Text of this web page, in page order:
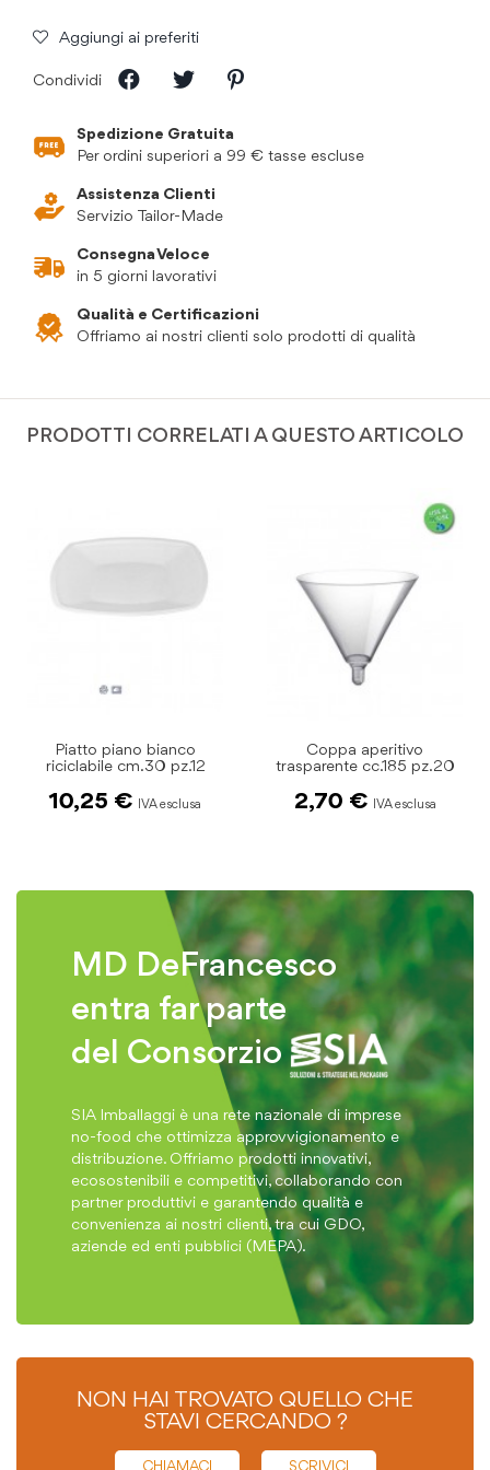
Aggiungi ai preferiti
Condividi
Spedizione Gratuita
Per ordini superiori a 99 € tasse escluse
Assistenza Clienti
Servizio Tailor-Made
Consegna Veloce
in 5 giorni lavorativi
Qualità e Certificazioni
Offriamo ai nostri clienti solo prodotti di qualità
PRODOTTI CORRELATI A QUESTO ARTICOLO
Piatto piano bianco
riciclabile cm.30 pz.12
10,25 €
Coppa aperitivo
trasparente cc.185 pz.20
2,70 €
MD DeFrancesco
entra far parte
del Consorzio
SIA Imballaggi è una rete nazionale di imprese
no-food che ottimizza approvvigionamento e
distribuzione. Offriamo prodotti innovativi,
ecosostenibili e competitivi, collaborando con
partner produttivi e garantendo qualità e
convenienza ai nostri clienti, tra cui GDO,
aziende ed enti pubblici (MEPA).
NON HAI TROVATO QUELLO CHE
STAVI CERCANDO ?
CHIAMACI SCRIVICI